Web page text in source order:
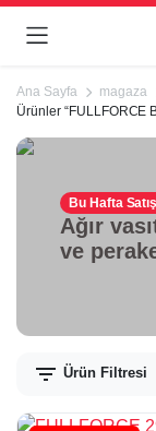
Ana Sayfa
magaza
Ürünler “FULLFORCE
Bu Hafta
Ağır
ve
Ürün Filtresi